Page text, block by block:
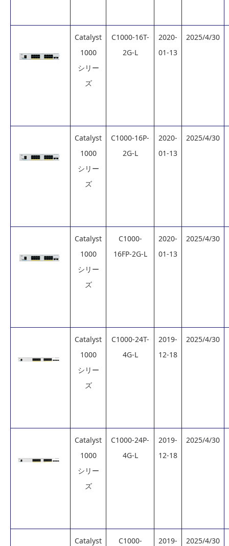
Catalyst
1000
シリー
ズ
C1000-16T-
2G-L
2020-
01-13
2025/4/30
Catalyst
1000
シリー
ズ
C1000-16P-
2G-L
2020-
01-13
2025/4/30
Catalyst
1000
シリー
ズ
C1000-
16FP-2G-L
2020-
01-13
2025/4/30
Catalyst
1000
シリー
ズ
C1000-24T-
4G-L
2019-
12-18
2025/4/30
Catalyst
1000
シリー
ズ
C1000-24P-
4G-L
2019-
12-18
2025/4/30
Catalyst
C1000-
2019-
2025/4/30